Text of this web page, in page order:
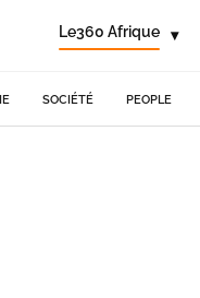
Le360 Afrique ▾
SOCIÉTÉ PEOPLE